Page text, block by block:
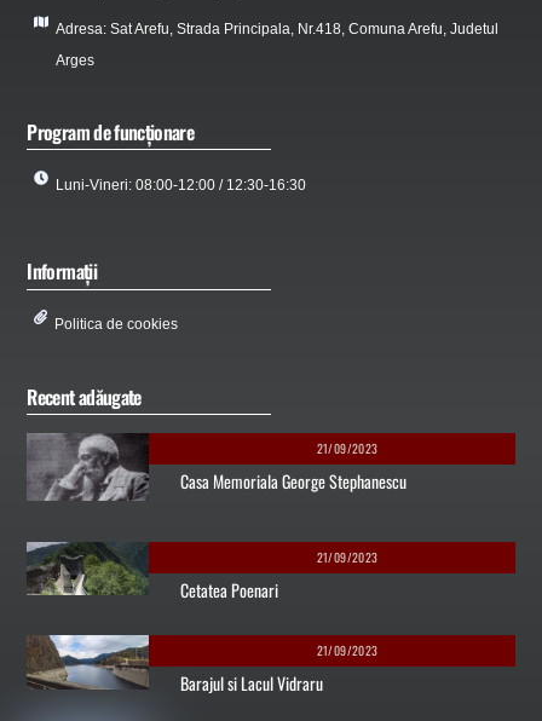
Adresa: Sat Arefu, Strada Principala, Nr.418, Comuna Arefu, Judetul
Arges
Program de funcționare
Luni-Vineri: 08:00-12:00 / 12:30-16:30
Informații
Politica de cookies
Recent adăugate
21/09/2023
Casa Memoriala George Stephanescu
21/09/2023
Cetatea Poenari
21/09/2023
Barajul si Lacul Vidraru